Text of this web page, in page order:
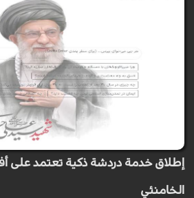
إطلاق خدمة دردشة ذكية تعتمد على
الخامنئي